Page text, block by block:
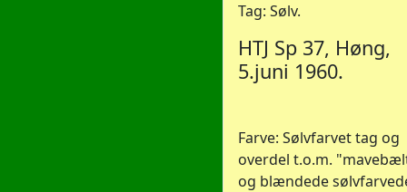
Tag: Sølv.
HTJ Sp 37, Høng,
5.juni 1960.
Farve: Sølvfarvet tag og
overdel t.o.m.
og blændede